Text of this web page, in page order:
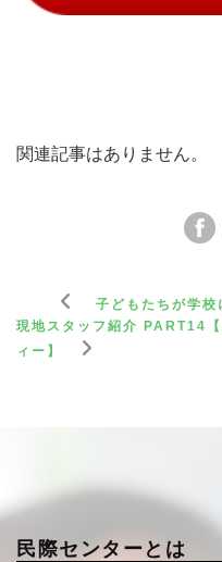
関連記事はありません。
子どもたちが学
現地スタッフ紹介 PART14
ィー】
民際センターとは